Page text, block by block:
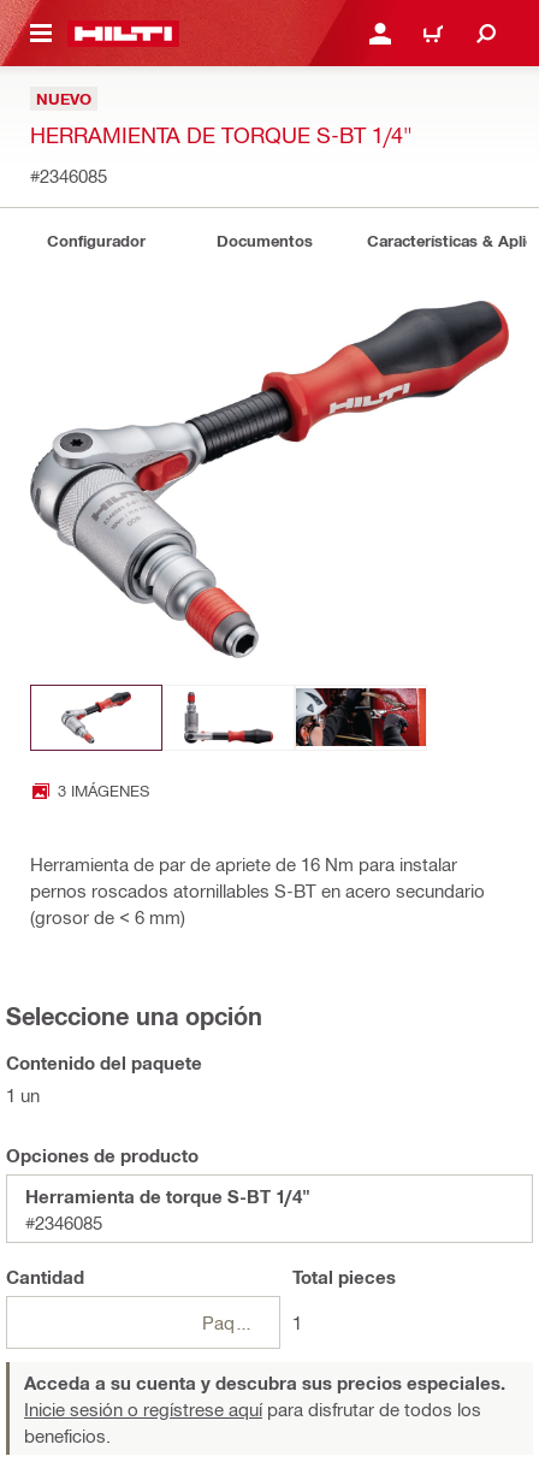
PRINCIPAL INICIE SESIÓN O
CARRITO
NUEVO
HERRAMIENTA DE TORQUE S-BT 1/4"
#2346085
Configurador Documentos Características &
3 IMÁGENES
Herramienta de par de apriete de 16 Nm para instalar
pernos roscados atornillables S-BT en acero secundario
(grosor de < 6 mm)
Seleccione una opción
Contenido del paquete
1 un
Opciones de producto
Herramienta de torque S-BT 1/4"
#2346085
Cantidad Total pieces
1
Acceda a su cuenta y descubra sus precios especiales.
Inicie sesión o regístrese aquípara disfrutar de todos los
beneficios.